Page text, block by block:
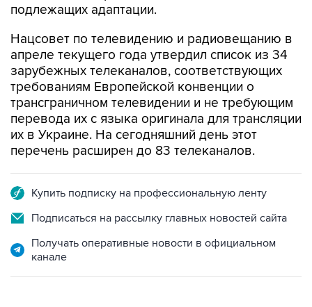
Нацсовет по телевидению и радиовещанию в
зарубежных телеканалов, соответствующих
требованиям Европейской конвенции о
трансграничном телевидении и не требующим
перевода их с языка оригинала для трансляции
их в Украине. На сегодняшний день этот
перечень расширен до 83 телеканалов.
Подписаться на рассылку главных новостей сайта
Получать оперативные новости в официальном